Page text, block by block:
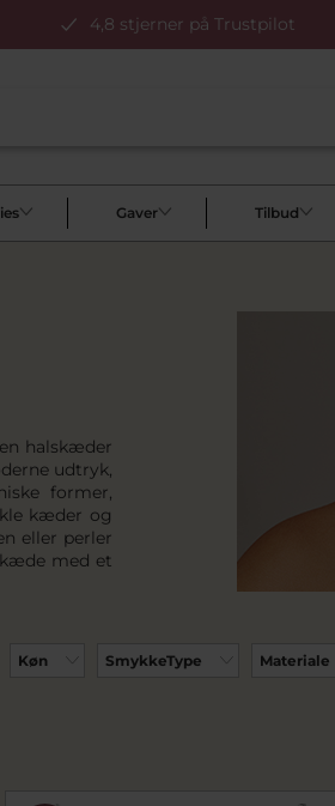
4,8 stjerner på Trustpilot
Gaver Tilbud
halskæder
udtryk,
former,
kæder og
eller perler
med et
Køn SmykkeType Materiale